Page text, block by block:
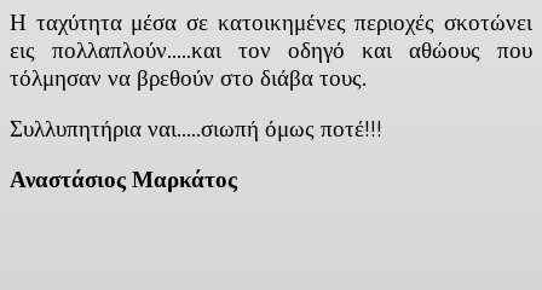
Η ταχύτητα μέσα σε κατοικημένες περιοχές σκοτώνει
εις πολλαπλούν…..και τον οδηγό και αθώους που
τόλμησαν να βρεθούν στο διάβα τους.
Συλλυπητήρια ναι…..σιωπή όμως ποτέ!!!
Αναστάσιος Μαρκάτος